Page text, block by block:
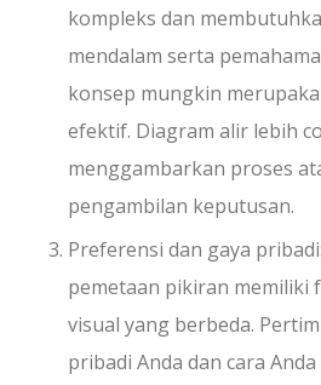
kompleks dan
mendalam serta
konsep mungkin
efektif. Diagram alir lebih
menggambarkan proses
pengambilan keputusan.
Preferensi dan gaya
pemetaan pikiran memiliki
visual yang berbeda.
pribadi Anda dan cara